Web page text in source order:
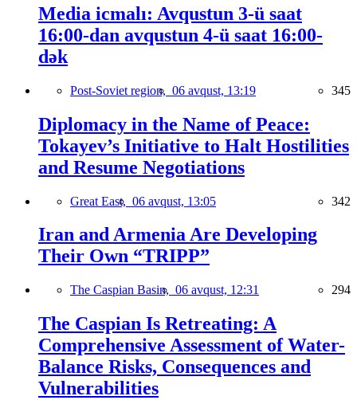
Media icmalı: Avqustun 3-ü saat
16:00-dan avqustun 4-ü saat 16:00-
dək
Post-Soviet region, 06 avqust, 13:19 345
Diplomacy in the Name of Peace:
Tokayev’s Initiative to Halt Hostilities
and Resume Negotiations
Great East, 06 avqust, 13:05 342
Iran and Armenia Are Developing
Their Own “TRIPP”
The Caspian Basin, 06 avqust, 12:31 294
The Caspian Is Retreating: A
Comprehensive Assessment of Water-
Balance Risks, Consequences and
Vulnerabilities